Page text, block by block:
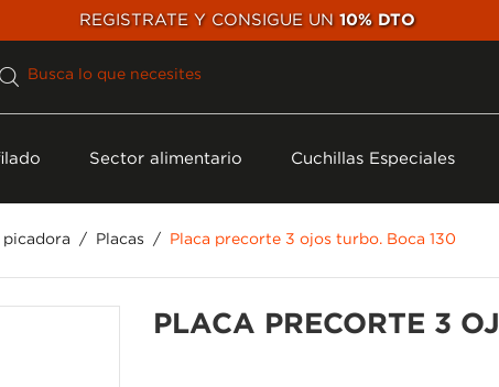
REGISTRATE Y CONSIGUE UN 10% DTO
Sector alimentario Cuchillas Especiales
picadora Placas Placa precorte 3 ojos turbo. Boca 130
PLACA PRECORTE 3